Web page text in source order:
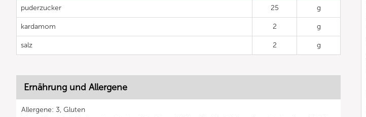
puderzucker 25 g
kardamom 2 g
salz 2 g
Ernährung und Allergene
Allergene: 3, Gluten